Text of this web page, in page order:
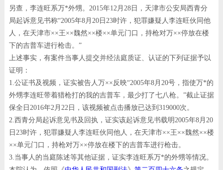
另查，李连旺系万*外甥。2015年12月28日，天津市公安局西青分
局起诉意见书称“2005年8月20日23时许，犯罪嫌疑人李连旺伙同他
人，在天津市××王××魏然××楼××单元门口，持枪对万××停放在楼
下的吉普车进行枪击。”
上述事实，有案件当事人提交并经法庭质证、认证的下列证据予以
证明：
1.公证书及视频，证实被告人万××反映“2005年8月20号，指使万*的
外甥李连旺带着猎枪打的我的吉普车，最少打了七八枪。”截止证据
保全日2016年2月22日，该视频被点击播放已达到319000次。
2.西青分局起诉意见书及回执，证实该起诉意见书载明2005年8月20
日23时许，犯罪嫌疑人李连旺伙同他人，在天津市××王××魏然××楼
××单元门口，持枪对万××停放在楼下的吉普车进行枪击。
3.当事人的当庭陈述等其他证据，证实李连旺系万*的外甥等情况。